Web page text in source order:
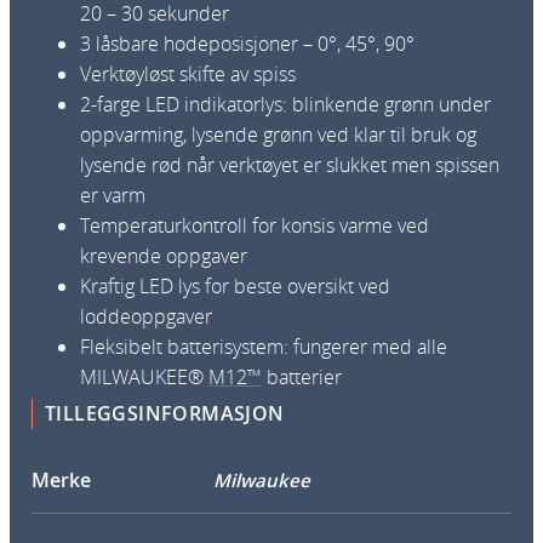
M
2
1
n
a
l
20 – 30 sekunder
3 låsbare hodeposisjoner – 0°, 45°, 90°
Verktøyløst skifte av spiss
2-farge LED indikatorlys: blinkende grønn under
oppvarming, lysende grønn ved klar til bruk og
lysende rød når verktøyet er slukket men spissen
er varm
Temperaturkontroll for konsis varme ved
krevende oppgaver
Kraftig LED lys for beste oversikt ved
loddeoppgaver
Fleksibelt batterisystem: fungerer med alle
MILWAUKEE® M12™ batterier
TILLEGGSINFORMASJON
Merke Milwaukee